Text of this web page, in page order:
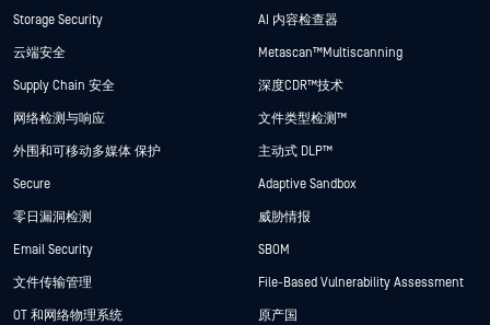
Storage Security
云端安全
Supply Chain 安全
网络检测与响应
外围和可移动多媒体 保护
Secure
零日漏洞检测
Email Security
文件传输管理
OT 和网络物理系统
AI 内容检查器
Metascan™ Multiscanning
深度CDR™技术
文件类型检测™
主动式 DLP™
Adaptive Sandbox
威胁情报
SBOM
File-Based Vulnerability Assessment
原产国